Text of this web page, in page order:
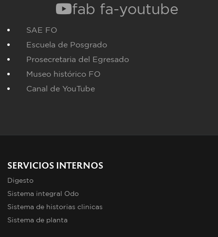
fab fa-youtube
SAE FO
Escuela de Posgrado
Prosecretaria del Egresado
Museo histórico FO
Canal de YouTube
SERVICIOS INTERNOS
Digesto
Sistema integral Odo
Sistema de historias clinicas
Sistema de planta